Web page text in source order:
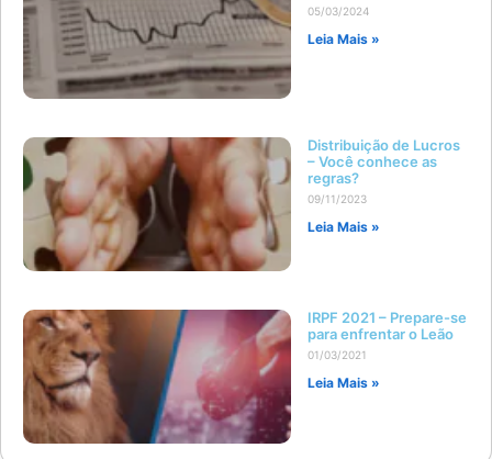
05/03/2024
Leia Mais »
Distribuição de Lucros
– Você conhece as
regras?
09/11/2023
Leia Mais »
IRPF 2021 – Prepare-se
para enfrentar o Leão
01/03/2021
Leia Mais »